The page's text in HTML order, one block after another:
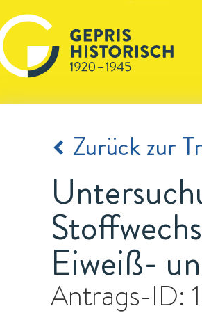
Zurück zur
Eiweiß-
Antrags-ID: